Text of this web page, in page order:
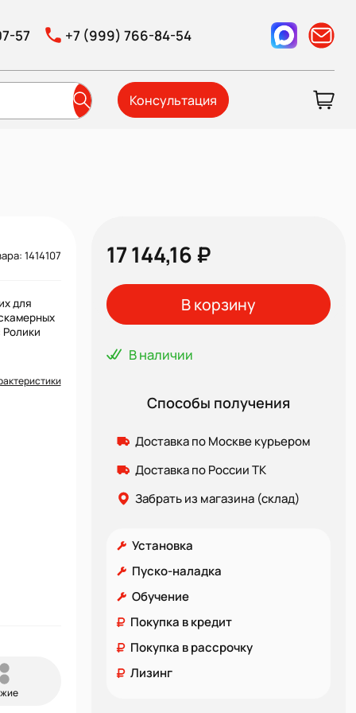
57 +7 (999) 766-84-54
Консультация
1414107
для
17 144,16 ₽
В корзину
В наличии
Способы получения
Доставка по Москве курьером
Доставка по России ТК
Забрать из магазина (склад)
Установка
Пуско-наладка
Обучение
Покупка в кредит
Покупка в рассрочку
Лизинг